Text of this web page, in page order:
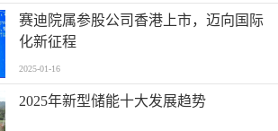
赛迪院属参股公司香港上市，迈向国际
化新征程
2025-01-16
2025年新型储能十大发展趋势